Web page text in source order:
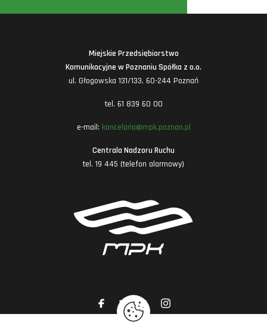
Miejskie Przedsiębiorstwo
Komunikacyjne w Poznaniu Spółka z o.o.
ul. Głogowska 131/133, 60-244 Poznań
tel. 61 839 60 00
e-mail: kancelaria@mpk.poznan.pl
Centrala Nadzoru Ruchu
tel. 19 445 (telefon alarmowy)